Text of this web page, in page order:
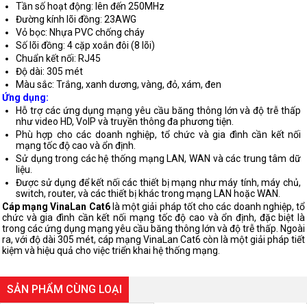
Tần số hoạt động: lên đến 250MHz
Đường kính lõi đồng: 23AWG
Vỏ bọc: Nhựa PVC chống cháy
Số lõi đồng: 4 cặp xoắn đôi (8 lõi)
Chuẩn kết nối: RJ45
Độ dài: 305 mét
Màu sắc: Trắng, xanh dương, vàng, đỏ, xám, đen
Ứng dụng:
Hỗ trợ các ứng dụng mạng yêu cầu băng thông lớn và độ trễ thấp
như video HD, VoIP và truyền thông đa phương tiện.
Phù hợp cho các doanh nghiệp, tổ chức và gia đình cần kết nối
mạng tốc độ cao và ổn định.
Sử dụng trong các hệ thống mạng LAN, WAN và các trung tâm dữ
liệu.
Được sử dụng để kết nối các thiết bị mạng như máy tính, máy chủ,
switch, router, và các thiết bị khác trong mạng LAN hoặc WAN.
Cáp mạng VinaLan Cat6 là một giải pháp tốt cho các doanh nghiệp, tổ
chức và gia đình cần kết nối mạng tốc độ cao và ổn định, đặc biệt là
trong các ứng dụng mạng yêu cầu băng thông lớn và độ trễ thấp. Ngoài
ra, với độ dài 305 mét, cáp mạng VinaLan Cat6 còn là một giải pháp tiết
kiệm và hiệu quả cho việc triển khai hệ thống mạng.
SẢN PHẨM CÙNG LOẠI